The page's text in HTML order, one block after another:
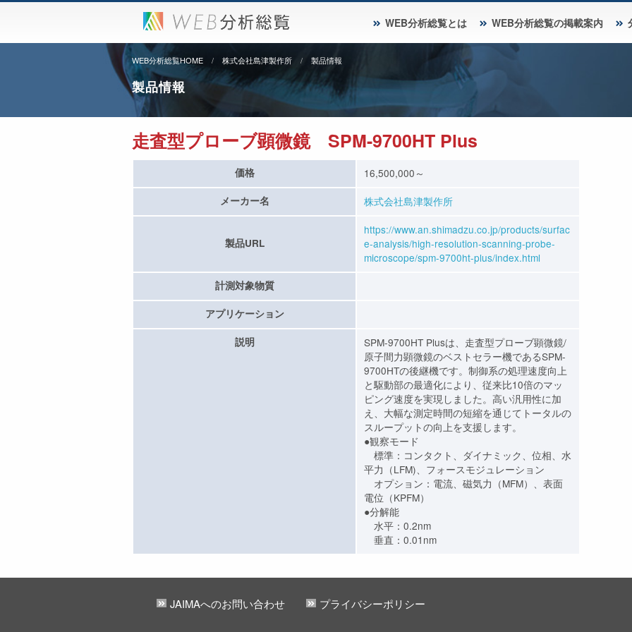
WEB分析総覧とは WEB分析総覧の掲載案内
WEB分析総覧HOME 株式会社島津製作所 製品情報
製品情報
走査型プローブ顕微鏡 SPM-9700HT Plus
価格 16,500,000～
メーカー名 株式会社島津製作所
製品URL
https://www.an.shimadzu.co.jp/products/surfac
e-analysis/high-resolution-scanning-probe-
microscope/spm-9700ht-plus/index.html
計測対象物質
アプリケーション
説明
SPM-9700HT Plusは、走査型プローブ顕微鏡/
原子間力顕微鏡のベストセラー機であるSPM-
9700HTの後継機です。制御系の処理速度向上
と駆動部の最適化により、従来比10倍のマッ
ピング速度を実現しました。高い汎用性に加
え、大幅な測定時間の短縮を通じてトータルの
スループットの向上を支援します。
●観察モード
標準：コンタクト、ダイナミック、位相、水
平力（LFM)、フォースモジュレーション
オプション：電流、磁気力（MFM）、表面
電位（KPFM）
●分解能
水平：0.2nm
垂直：0.01nm
JAIMAへのお問い合わせ プライバシーポリシー